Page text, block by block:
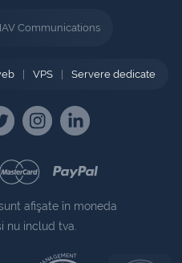
Communications
VPS Servere dedicate
afişate în moneda
nu includ tva.